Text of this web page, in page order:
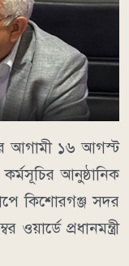
আগামী ১৬ আগস্ট
আনুষ্ঠানিক
কিশোরগঞ্জ সদর
প্রধানমন্ত্রী